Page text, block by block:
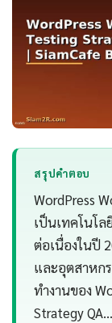
สรุปคำตอบ
WordPress
เป็นเทคโนโ
ต่อเนื่องในปี
และอุตสาหก
ทำงานของ
Strategy QA…